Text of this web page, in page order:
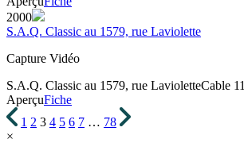
2000
S.A.Q. Classic au 1579, rue Laviolette
Capture Vidéo
S.A.Q. Classic au 1579, rue LavioletteCable 11
AperçuFiche
1 2 3 4 5 6 7 … 78
×